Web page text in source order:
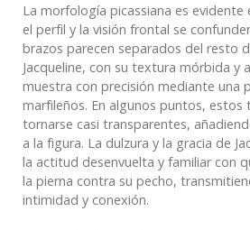
La morfología picassiana es evidente
el perfil y la visión frontal se
brazos parecen separados del resto
Jacqueline, con su textura mórbida y
muestra con precisión mediante una
marfileños. En algunos puntos, estos
tornarse casi transparentes,
a la figura. La dulzura y la gracia de
la actitud desenvuelta y familiar con
la pierna contra su pecho,
intimidad y conexión.